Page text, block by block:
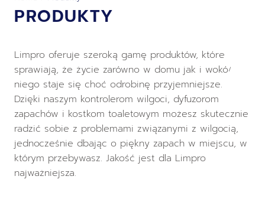
PRODUKTY
Limpro oferuje szeroką gamę produktów, które
sprawiają, że życie zarówno w domu jak i wokół
niego staje się choć odrobinę przyjemniejsze.
Dzięki naszym kontrolerom wilgoci, dyfuzorom
zapachów i kostkom toaletowym możesz skutecznie
radzić sobie z problemami związanymi z wilgocią,
jednocześnie dbając o piękny zapach w miejscu, w
którym przebywasz. Jakość jest dla Limpro
najważniejsza.